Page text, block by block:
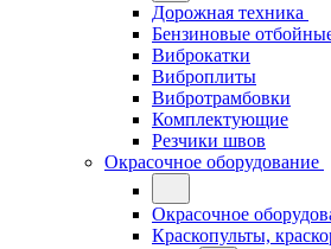
Дорожная техника
Бензиновые
Виброкатки
Виброплиты
Вибротрамбовки
Комплектующие
Резчики швов
Окрасочное оборудование
Окрасочное
Краскопульты,